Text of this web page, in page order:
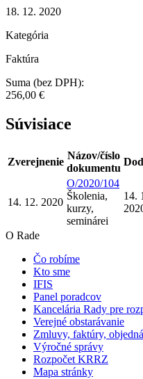
18. 12. 2020
Kategória
Faktúra
Suma (bez DPH):
256,00 €
Súvisiace
Zverejnenie
Názov/číslo
dokumentu
14. 12. 2020
O/2020/104
Školenia,
kurzy,
seminárei
14.
O Rade
Čo robíme
Kto sme
IFIS
Panel poradcov
Kancelária Rady pre
Verejné obstarávanie
Zmluvy, faktúry,
Výročné správy
Rozpočet KRRZ
Mapa stránky